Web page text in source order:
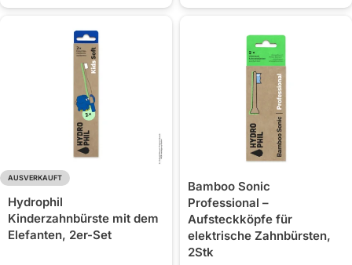
AUSVERKAUFT
Hydrophil
Kinderzahnbürste mit dem
Elefanten, 2er-Set
Bamboo Sonic
Professional –
Aufsteckköpfe für
elektrische Zahnbürsten,
2Stk